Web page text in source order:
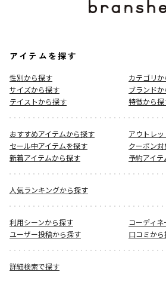
アイテムを探す
性別から探す
カテゴリ
サイズから探す
ブランド
テイストから探す
特徴から探
おすすめアイテムから探す
アウトレ
セール中アイテムを探す
クーポン
新着アイテムから探す
予約アイ
人気ランキングから探す
利用シーンから探す
コーディ
ユーザー投稿から探す
口コミか
詳細検索で探す